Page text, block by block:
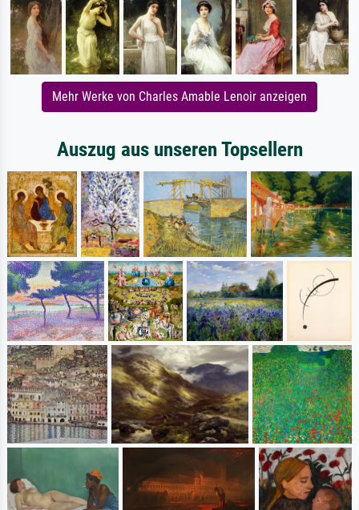
Mehr Werke von Charles Amable Lenoir anzeigen
Auszug aus unseren Topsellern